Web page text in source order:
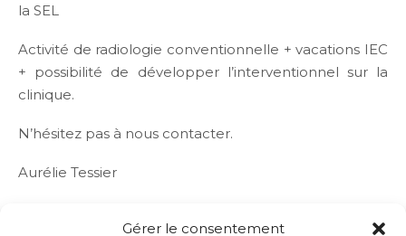
Gérer le consentement
la SEL
Activité de radiologie conventionnelle + vacations IEC
+ possibilité de développer l’interventionnel sur la
clinique.
N’hésitez pas à nous contacter.
Aurélie Tessier